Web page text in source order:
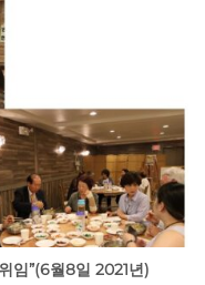
임”(6월8일 2021년)